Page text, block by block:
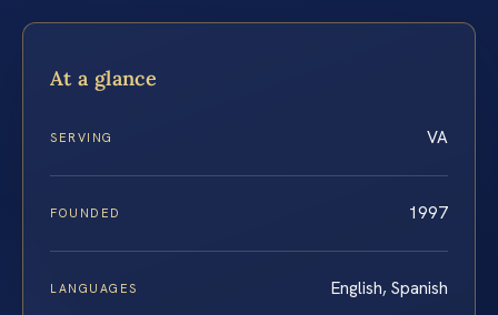
At a glance
SERVING VA
FOUNDED 1997
LANGUAGES English, Spanish